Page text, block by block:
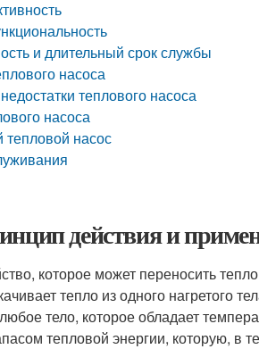
и длительный срок службы
насоса
теплового насоса
насоса
насос
действия и
которое может переносить
тепло из одного нагретого
тело, которое обладает
тепловой энергии, которую, в